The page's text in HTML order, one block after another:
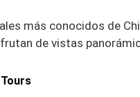
más conocidos de
de vistas